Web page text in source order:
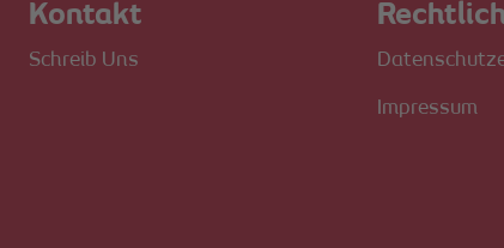
Kontakt
Schreib Uns
Impressum